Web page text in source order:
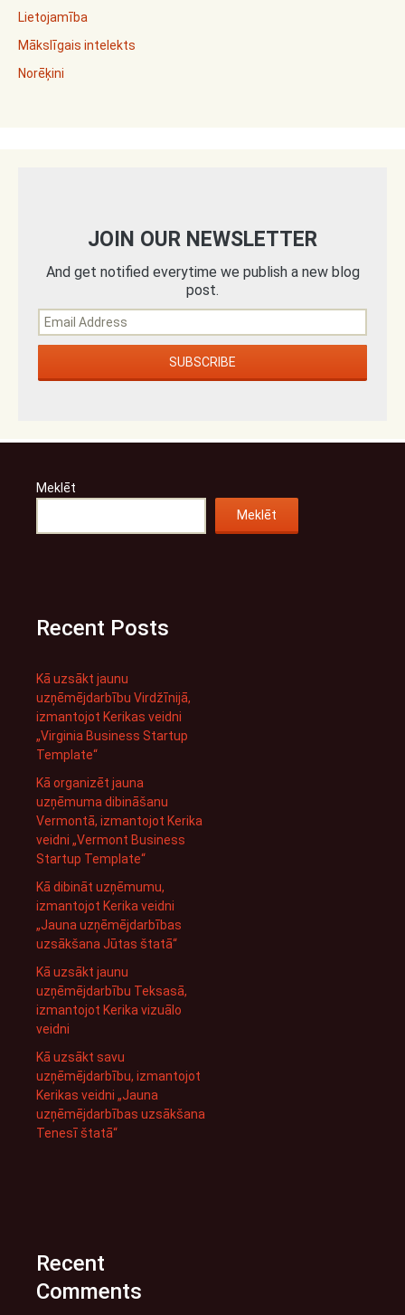
Lietojamība
Mākslīgais intelekts
Norēķini
JOIN OUR NEWSLETTER
And get notified everytime we publish a new blog
post.
Meklēt
Meklēt
Recent Posts
Kā uzsākt jaunu
uzņēmējdarbību Virdžīnijā,
izmantojot Kerikas veidni
„Virginia Business Startup
Template“
Kā organizēt jauna
uzņēmuma dibināšanu
Vermontā, izmantojot Kerika
veidni „Vermont Business
Startup Template“
Kā dibināt uzņēmumu,
izmantojot Kerika veidni
„Jauna uzņēmējdarbības
uzsākšana Jūtas štatā“
Kā uzsākt jaunu
uzņēmējdarbību Teksasā,
izmantojot Kerika vizuālo
veidni
Kā uzsākt savu
uzņēmējdarbību, izmantojot
Kerikas veidni „Jauna
uzņēmējdarbības uzsākšana
Tenesī štatā“
Recent
Comments